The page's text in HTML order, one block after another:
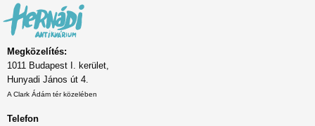
Megközelítés:
1011 Budapest I. kerület,
Hunyadi János út 4.
A Clark Ádám tér közelében
Telefon